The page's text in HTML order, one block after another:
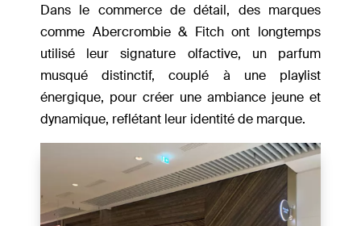
Dans le commerce de détail, des marques
comme Abercrombie & Fitch ont longtemps
utilisé leur signature olfactive, un parfum
musqué distinctif, couplé à une playlist
énergique, pour créer une ambiance jeune et
dynamique, reflétant leur identité de marque.